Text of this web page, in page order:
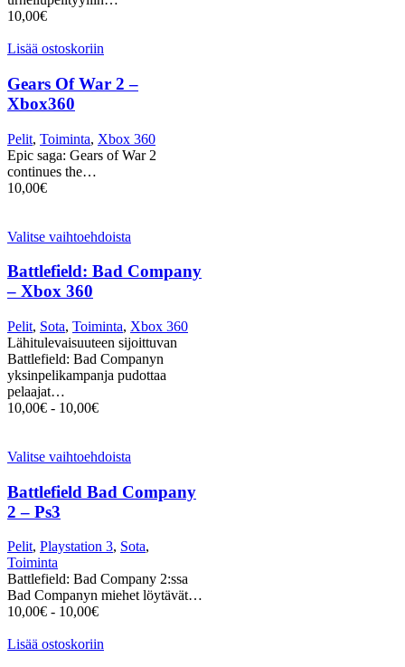
10,00€
Lisää ostoskoriin
Gears Of War 2 –
Xbox360
Pelit, Toiminta, Xbox 360
Epic saga: Gears of War 2
continues the…
10,00€
Valitse vaihtoehdoista
Battlefield: Bad Company
– Xbox 360
Pelit, Sota, Toiminta, Xbox 360
Lähitulevaisuuteen sijoittuvan
Battlefield: Bad Companyn
yksinpelikampanja pudottaa
pelaajat…
10,00€ - 10,00€
Valitse vaihtoehdoista
Battlefield Bad Company
2 – Ps3
Pelit, Playstation 3, Sota,
Toiminta
Battlefield: Bad Company 2:ssa
Bad Companyn miehet löytävät…
10,00€ - 10,00€
Lisää ostoskoriin